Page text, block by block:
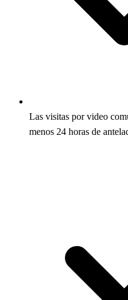
Las visitas por video
menos 24 horas de